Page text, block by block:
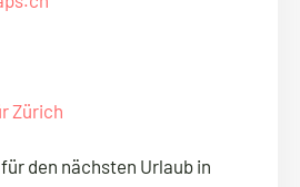
Zürich
den nächsten Urlaub in